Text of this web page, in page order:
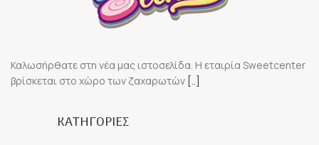
Καλωσήρθατε στη νέα μας ιστοσελίδα. Η εταιρία Sweetcenter
βρίσκεται στο χώρο των ζαχαρωτών [..]
ΚΑΤΗΓΟΡΙΕΣ